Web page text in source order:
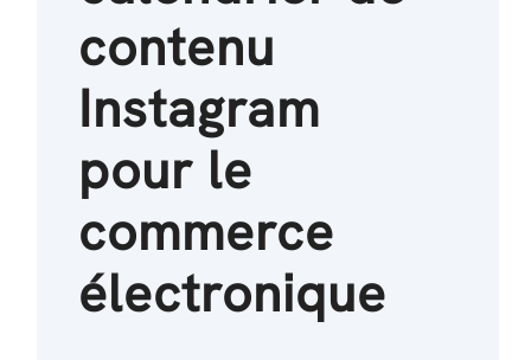
contenu
Instagram
pour le
commerce
électronique